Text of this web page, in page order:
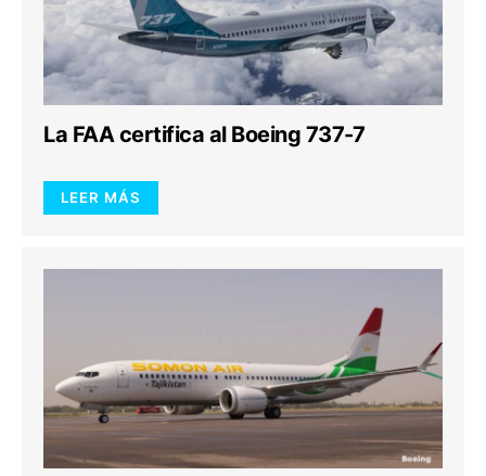
La FAA certifica al Boeing 737-7
LEER MÁS